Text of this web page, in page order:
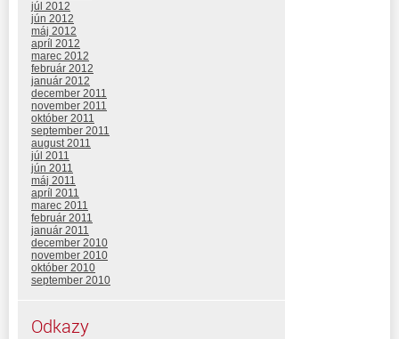
júl 2012
jún 2012
máj 2012
apríl 2012
marec 2012
február 2012
január 2012
december 2011
november 2011
október 2011
september 2011
august 2011
júl 2011
jún 2011
máj 2011
apríl 2011
marec 2011
február 2011
január 2011
december 2010
november 2010
október 2010
september 2010
Odkazy